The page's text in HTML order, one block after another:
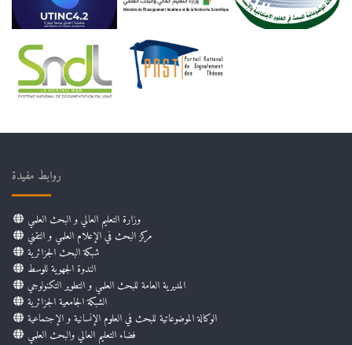
روابط مفيدة
وزارة التعليم العالي و البحث العلمي
مركز البحث في الإعلام العلمي و التقني
شبكة البحث الجزائرية
الندوة الجهوية للوسط
المديرية العامة للبحث العلمي و التطوير التكنولوجي
الشبكة الجامعية الجزائرية
الوكالة الموضوعاتية للبحث في العلوم الإنسانية و الإجتماعية
فضاء التعليم العالي والبحث العلمي